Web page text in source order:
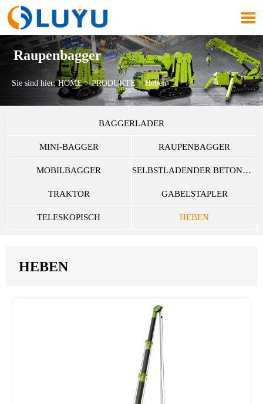

Raupenbagger
Sie sind hier:HOME>PRODUKTE>Heben
BAGGERLADER
MINI-BAGGER RAUPENBAGGER
MOBILBAGGER SELBSTLADENDER BETONMISCHER
TRAKTOR GABELSTAPLER
TELESKOPISCH HEBEN
HEBEN